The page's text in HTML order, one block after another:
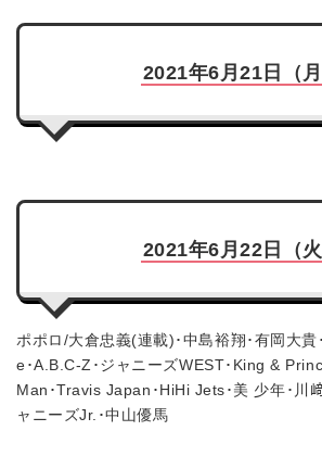
2021年6月21日（月
2021年6月22日（火
ポポロ/大倉忠義(連載)･中島裕翔･有岡大
e･A.B.C-Z･ジャニーズWEST･King &
Man･Travis Japan･HiHi Jets･美 少年･川
ャニーズJr.･中山優馬